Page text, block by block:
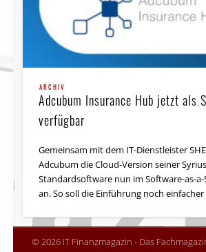
ARCHIV
Adcubum Insurance Hub jetzt als
verfügbar
Gemeinsam mit dem IT-Dienstleister
Adcubum die Cloud-Version seiner
Standardsoftware nun im Software-as-
an. So soll die Einführung noch
© 2026 IT Finanzmagazin - Das